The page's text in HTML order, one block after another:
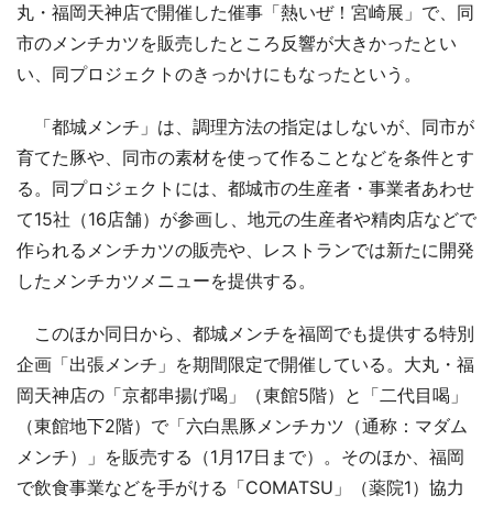
丸・福岡天神店で開催した催事「熱いぜ！宮崎展」で、同
市のメンチカツを販売したところ反響が大きかったとい
い、同プロジェクトのきっかけにもなったという。
「都城メンチ」は、調理方法の指定はしないが、同市が
育てた豚や、同市の素材を使って作ることなどを条件とす
る。同プロジェクトには、都城市の生産者・事業者あわせ
て15社（16店舗）が参画し、地元の生産者や精肉店などで
作られるメンチカツの販売や、レストランでは新たに開発
したメンチカツメニューを提供する。
このほか同日から、都城メンチを福岡でも提供する特別
企画「出張メンチ」を期間限定で開催している。大丸・福
岡天神店の「京都串揚げ喝」（東館5階）と「二代目喝」
（東館地下2階）で「六白黒豚メンチカツ（通称：マダム
メンチ）」を販売する（1月17日まで）。そのほか、福岡
で飲食事業などを手がける「COMATSU」（薬院1）協力